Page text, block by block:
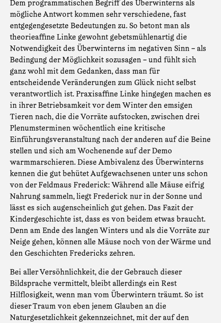
Dem programmatischen Begriff des Überwinterns als
mögliche Antwort kommen sehr verschiedene, fast
entgegengesetzte Bedeutungen zu. So betont man als
theorieaffine Linke gewohnt gebetsmühlenartig die
Notwendigkeit des Überwinterns im negativen Sinn – als
Bedingung der Möglichkeit sozusagen – und fühlt sich
ganz wohl mit dem Gedanken, dass man für
entscheidende Veränderungen zum Glück nicht selbst
verantwortlich ist. Praxisaffine Linke hingegen machen es
in ihrer Betriebsamkeit vor dem Winter den emsigen
Tieren nach, die die Vorräte aufstocken, zwischen drei
Plenumsterminen wöchentlich eine kritische
Einführungsveranstaltung nach der anderen auf die Beine
stellen und sich am Wochenende auf der Demo
warmmarschieren. Diese Ambivalenz des Überwinterns
kennen die gut behütet Aufgewachsenen unter uns schon
von der Feldmaus Frederick: Während alle Mäuse eifrig
Nahrung sammeln, liegt Frederick nur in der Sonne und
lässt es sich augenscheinlich gut gehen. Das Fazit der
Kindergeschichte ist, dass es von beidem etwas braucht.
Denn am Ende des langen Winters und als die Vorräte zur
Neige gehen, können alle Mäuse noch von der Wärme und
den Geschichten Fredericks zehren.
Bei aller Versöhnlichkeit, die der Gebrauch dieser
Bildsprache vermittelt, bleibt allerdings ein Rest
Hilflosigkeit, wenn man vom Überwintern träumt. So ist
dieser Traum von eben jenem Glauben an die
Naturgesetzlichkeit gekennzeichnet, mit der auf den